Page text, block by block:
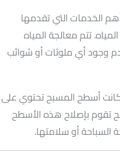
الخدمات التي تقدمها
تتم معالجة المياه
وجود أي ملوثات أو شوائب
أسطح المسبح تحتوي على
تقوم بإصلاح هذه الأسطح
أو سلامتها.